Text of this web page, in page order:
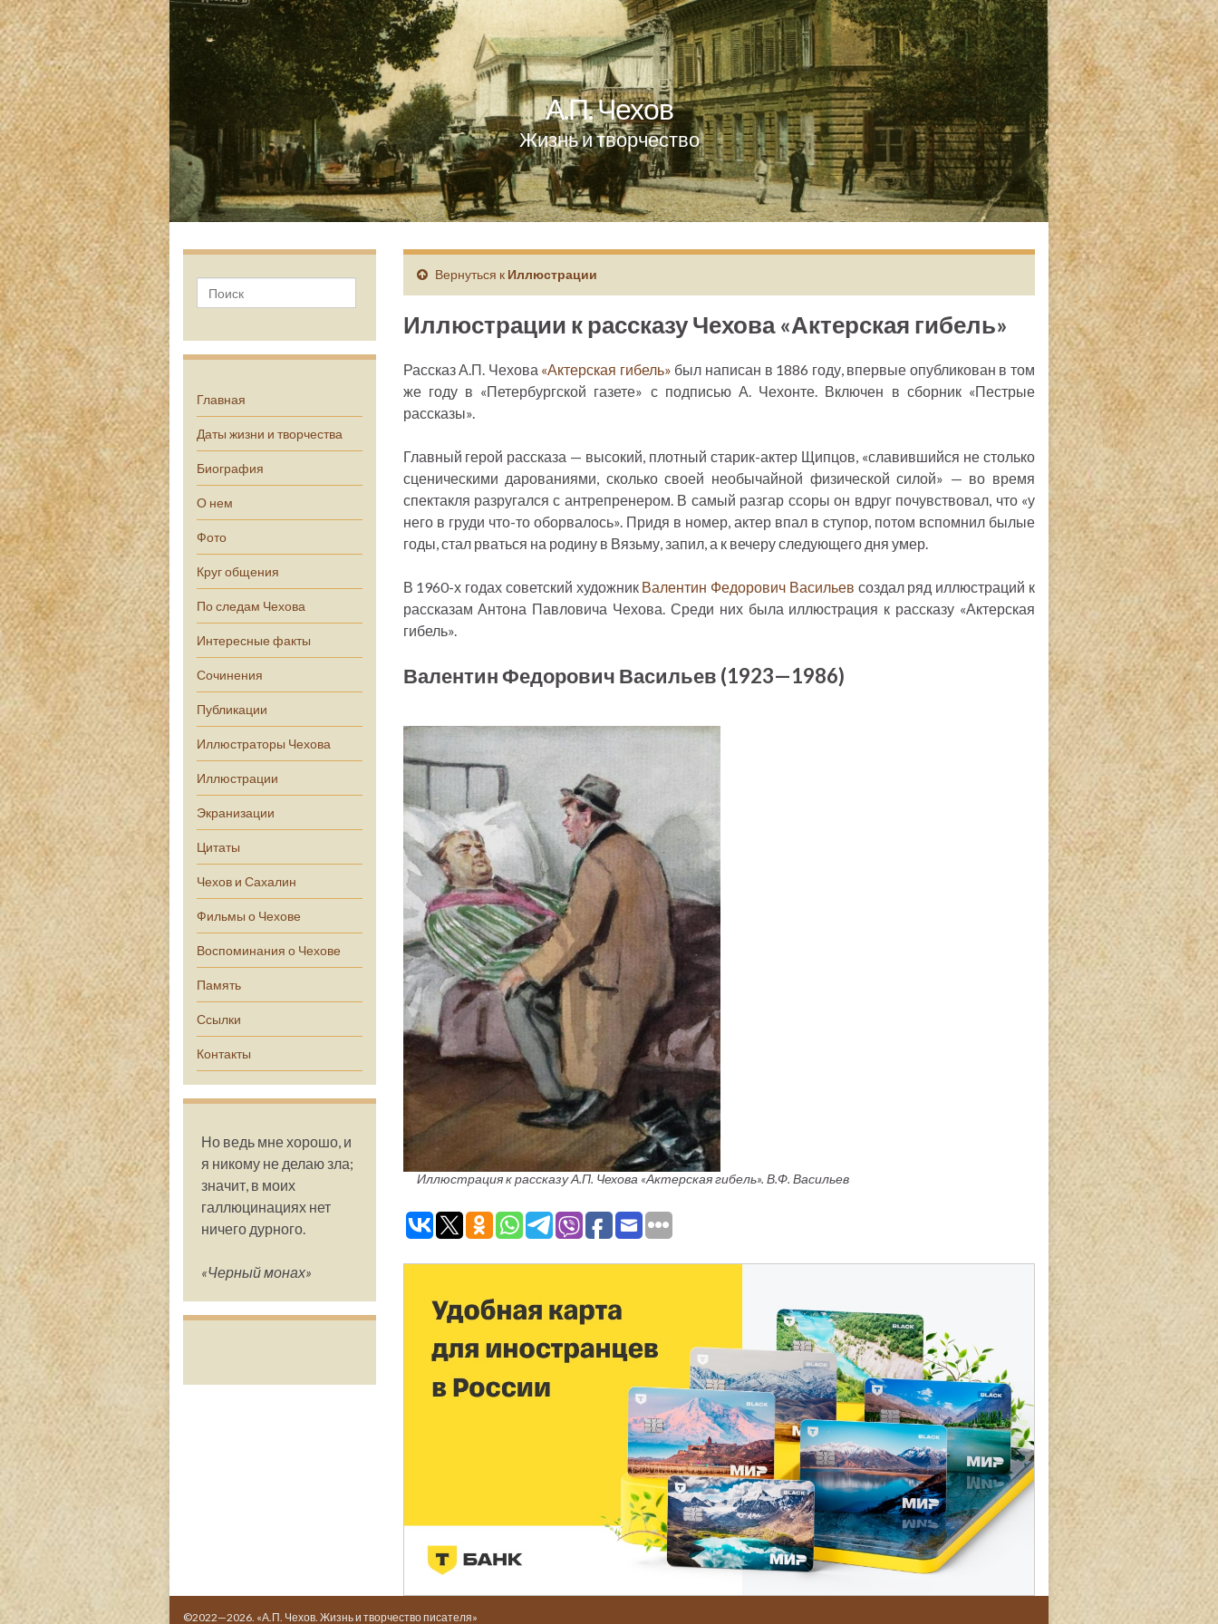
А.П. Чехов
Жизнь и творчество
Главная
Даты жизни и творчества
Биография
О нем
Фото
Круг общения
По следам Чехова
Интересные факты
Сочинения
Публикации
Иллюстраторы Чехова
Иллюстрации
Экранизации
Цитаты
Чехов и Сахалин
Фильмы о Чехове
Воспоминания о Чехове
Память
Ссылки
Контакты
Но ведь мне хорошо, и
я никому не делаю зла;
значит, в моих
галлюцинациях нет
ничего дурного.
«Черный монах»
Вернуться к Иллюстрации
Иллюстрации к рассказу Чехова «Актерская гибель»
Рассказ А.П. Чехова «Актерская гибель» был написан в 1886 году, впервые опубликован в том
же году в «Петербургской газете» с подписью А. Чехонте. Включен в сборник «Пестрые
рассказы».
Главный герой рассказа — высокий, плотный старик-актер Щипцов, «славившийся не столько
сценическими дарованиями, сколько своей необычайной физической силой» — во время
спектакля разругался с антрепренером. В самый разгар ссоры он вдруг почувствовал, что «у
него в груди что-то оборвалось». Придя в номер, актер впал в ступор, потом вспомнил былые
годы, стал рваться на родину в Вязьму, запил, а к вечеру следующего дня умер.
В 1960-х годах советский художник Валентин Федорович Васильев создал ряд иллюстраций к
рассказам Антона Павловича Чехова. Среди них была иллюстрация к рассказу «Актерская
гибель».
Валентин Федорович Васильев (1923—1986)
Иллюстрация к рассказу А.П. Чехова «Актерская гибель». В.Ф. Васильев
©2022—2026. «А.П. Чехов. Жизнь и творчество писателя»